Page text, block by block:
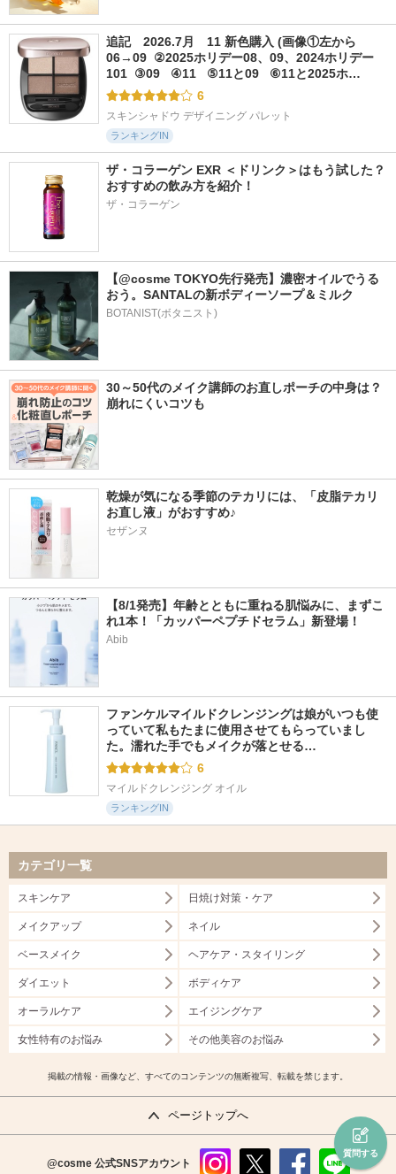
質問する
追記　2026.7月　11 新色購入 (画像①左から
06→09  ②2025ホリデー08、09、2024ホリデー
101  ③09   ④11   ⑤11と09   ⑥11と2025ホ…
6
スキンシャドウ デザイニング パレット
ランキングIN
ザ・コラーゲン EXR ＜ドリンク＞はもう試した？
おすすめの飲み方を紹介！
ザ・コラーゲン
【@cosme TOKYO先行発売】濃密オイルでうる
おう。SANTALの新ボディーソープ＆ミルク
BOTANIST(ボタニスト)
30～50代のメイク講師のお直しポーチの中身は？
崩れにくいコツも
乾燥が気になる季節のテカリには、「皮脂テカリ
お直し液」がおすすめ♪
セザンヌ
【8/1発売】年齢とともに重ねる肌悩みに、まずこ
れ1本！「カッパーペプチドセラム」新登場！
Abib
ファンケルマイルドクレンジングは娘がいつも使
っていて私もたまに使用させてもらっていまし
た。濡れた手でもメイクが落とせる…
6
マイルドクレンジング オイル
ランキングIN
カテゴリ一覧
スキンケア 日焼け対策・ケア
メイクアップ ネイル
ベースメイク ヘアケア・スタイリング
ダイエット ボディケア
オーラルケア エイジングケア
女性特有のお悩み その他美容のお悩み
掲載の情報・画像など、すべてのコンテンツの無断複写、転載を禁じます。
ページトップへ
@cosme 公式SNSアカウント